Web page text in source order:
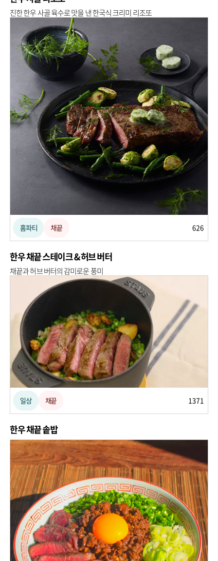
진한 한우 사골 육수로 맛을 낸 한국식 크리미 리조또
홈파티 채끝 626
한우 채끝 스테이크 & 허브 버터
채끝과 허브 버터의 감미로운 풍미
일상 채끝 1371
한우 채끝 솥밥